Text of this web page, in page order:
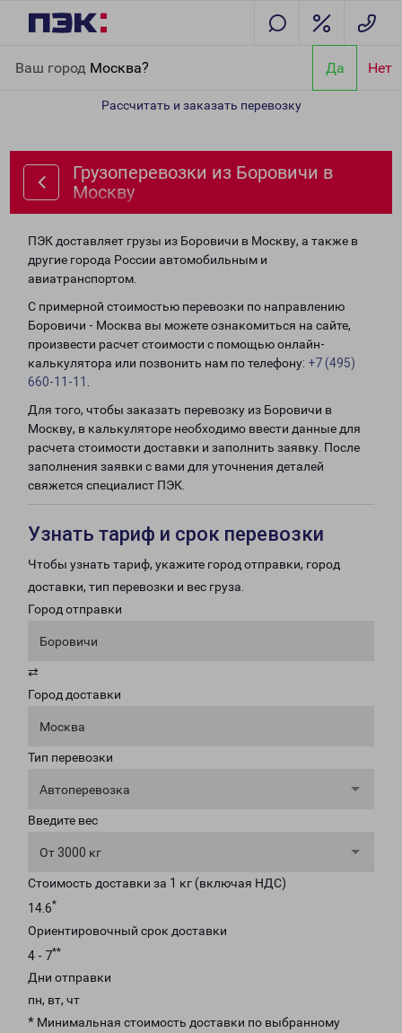
Ваш город Москва? Да Нет
Рассчитать и заказать перевозку
Грузоперевозки из Боровичи в
Москву
ПЭК доставляет грузы из Боровичи в Москву, а также в
другие города России автомобильным и
авиатранспортом.
С примерной стоимостью перевозки по направлению
Боровичи - Москва вы можете ознакомиться на сайте,
произвести расчет стоимости с помощью онлайн-
калькулятора или позвонить нам по телефону: +7 (495)
660-11-11
Для того, чтобы заказать перевозку из Боровичи в
Москву, в калькуляторе необходимо ввести данные для
расчета стоимости доставки и заполнить заявку. После
заполнения заявки с вами для уточнения деталей
свяжется специалист ПЭК.
Узнать тариф и срок перевозки
Чтобы узнать тариф, укажите город отправки, город
доставки, тип перевозки и вес груза.
Город отправки
Боровичи
⇄
Город доставки
Москва
Тип перевозки
Автоперевозка
Введите вес
От 3000 кг
Стоимость доставки за 1 кг (включая НДС)
14.6*
Ориентировочный срок доставки
4 - 7**
Дни отправки
пн, вт, чт
* Минимальная стоимость доставки по выбранному